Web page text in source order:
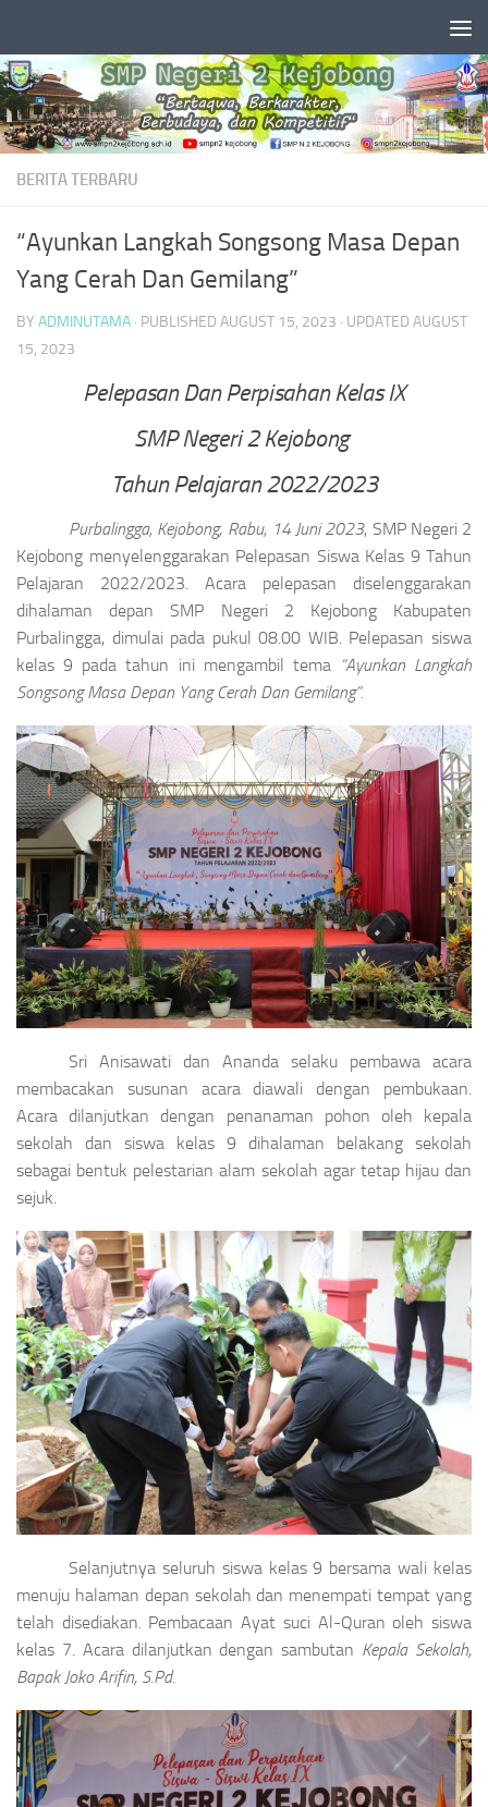
BERITA TERBARU
“Ayunkan Langkah Songsong Masa Depan
Yang Cerah Dan Gemilang”
BY ADMINUTAMA · PUBLISHED AUGUST 15, 2023 · UPDATED AUGUST
15, 2023
Pelepasan Dan Perpisahan Kelas IX
SMP Negeri 2 Kejobong
Tahun Pelajaran 2022/2023
Purbalingga, Kejobong, Rabu, 14 Juni 2023, SMP Negeri 2
Kejobong menyelenggarakan Pelepasan Siswa Kelas 9 Tahun
Pelajaran 2022/2023. Acara pelepasan diselenggarakan
dihalaman depan SMP Negeri 2 Kejobong Kabupaten
Purbalingga, dimulai pada pukul 08.00 WIB. Pelepasan siswa
kelas 9 pada tahun ini mengambil tema “Ayunkan Langkah
Songsong Masa Depan Yang Cerah Dan Gemilang”.
Sri Anisawati dan Ananda selaku pembawa acara
membacakan susunan acara diawali dengan pembukaan.
Acara dilanjutkan dengan penanaman pohon oleh kepala
sekolah dan siswa kelas 9 dihalaman belakang sekolah
sebagai bentuk pelestarian alam sekolah agar tetap hijau dan
sejuk.
Selanjutnya seluruh siswa kelas 9 bersama wali kelas
menuju halaman depan sekolah dan menempati tempat yang
telah disediakan. Pembacaan Ayat suci Al-Quran oleh siswa
kelas 7. Acara dilanjutkan dengan sambutan Kepala Sekolah,
Bapak Joko Arifin, S.Pd.